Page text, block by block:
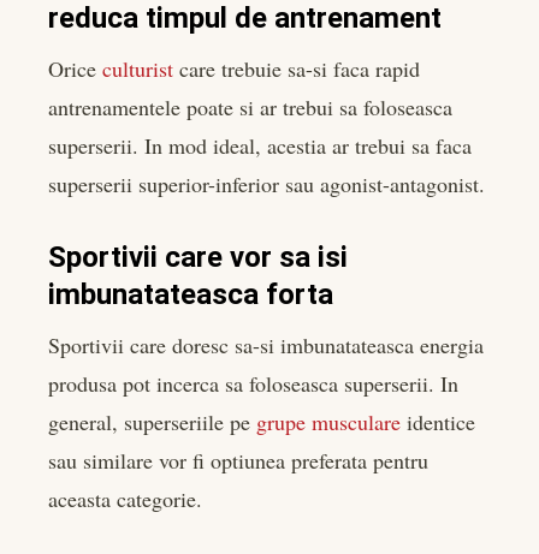
reduca timpul de antrenament
Orice culturist care trebuie sa-si faca rapid
antrenamentele poate si ar trebui sa foloseasca
superserii. In mod ideal, acestia ar trebui sa faca
superserii superior-inferior sau agonist-antagonist.
Sportivii care vor sa isi
imbunatateasca forta
Sportivii care doresc sa-si imbunatateasca energia
produsa pot incerca sa foloseasca superserii. In
general, superseriile pe grupe musculare identice
sau similare vor fi optiunea preferata pentru
aceasta categorie.